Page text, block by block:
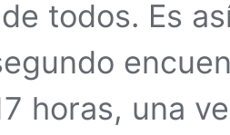
todos. Es
horas, una